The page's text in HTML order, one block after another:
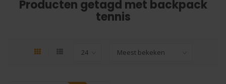
Producten getagd met backpack
tennis